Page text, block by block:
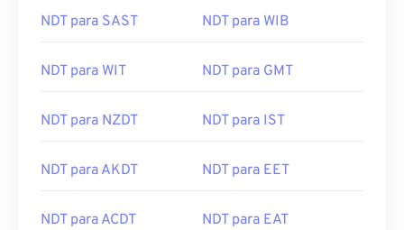
NDT para SAST NDT para WIB
NDT para WIT NDT para GMT
NDT para NZDT NDT para IST
NDT para AKDT NDT para EET
NDT para ACDT NDT para EAT